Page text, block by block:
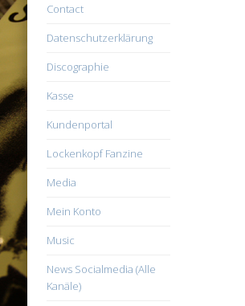
Contact
Datenschutzerklärung
Discographie
Kasse
Kundenportal
Lockenkopf Fanzine
Media
Mein Konto
Music
News Socialmedia (Alle
Kanäle)